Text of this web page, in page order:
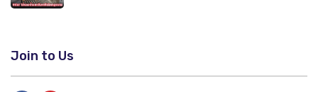
Join to Us